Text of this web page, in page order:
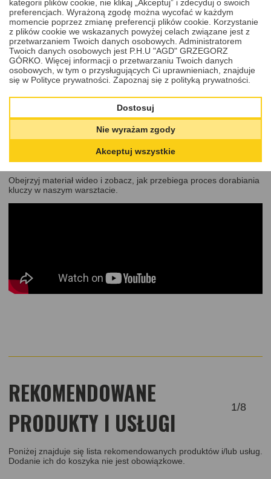
133, 134, 135, 136, 137, 138, 139, 140, 141, 142, 143,
144, 145, 146, 147, 148, 149, 150, 151, 152, 153, 154,
155, 156, 157, 158, 159, 160, 161, 162, 163, 164, 165,
166, 167, 168, 169, 170, 171, 172, 173, 174, 175, 176,
177, 178, 179, 180, 181, 182, 183, 184, 185, 186, 187,
188, 189, 190, 191, 192, 193, 194, 195, 196, 197, 198,
Zaufaj specjalistom
Dzięki doświadczeniu i nowoczesnym technologiom,
gwarantujemy wysoką precyzję wykonania klucza oraz szybki czas
realizacji. Skontaktuj się z nami, jeśli masz pytania – chętnie
doradzimy!
Cena zawiera:
dorobienie jednej sztuki kluczado boksu dachowego Mont
Blanc seria 001–200 na podstawie kodu.
Usługa wykonywana na zamówienie – brak możliwości
zwrotu dorobionego klucza
Obejrzyj materiał wideo i zobacz, jak przebiega proces dorabiania
kluczy w naszym warsztacie.
REKOMENDOWANE
PRODUKTY I USŁUGI
1/8
Poniżej znajduje się lista rekomendowanych produktów i/lub usług.
Dodanie ich do koszyka nie jest obowiązkowe.
kategorii plików cookie, nie klikaj „Akceptuj” i zdecyduj o swoich
preferencjach. Wyrażoną zgodę można wycofać w każdym
momencie poprzez zmianę preferencji plików cookie. Korzystanie
z plików cookie we wskazanych powyżej celach związane jest z
przetwarzaniem Twoich danych osobowych. Administratorem
Twoich danych osobowych jest P.H.U "AGD" GRZEGORZ
GÓRKO. Więcej informacji o przetwarzaniu Twoich danych
osobowych, w tym o przysługujących Ci uprawnieniach, znajduje
się w Polityce prywatności. Zapoznaj się z polityką prywatności.
Dostosuj
Nie wyrażam zgody
Akceptuj wszystkie